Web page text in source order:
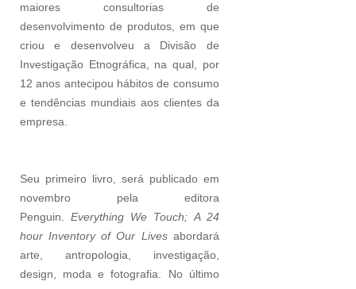
maiores consultorias de
desenvolvimento de produtos, em que
criou e desenvolveu a Divisão de
Investigação Etnográfica, na qual, por
12 anos antecipou hábitos de consumo
e tendências mundiais aos clientes da
empresa.
Seu primeiro livro, será publicado em
novembro pela editora
Penguin.Everything We Touch; A 24
hour Inventory of Our Livesabordará
arte, antropologia, investigação,
design, moda e fotografia. No último